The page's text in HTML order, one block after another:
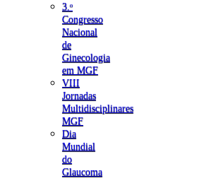
3.ᵒ
Congresso
Nacional
de
Ginecologia
em MGF
VIII
Jornadas
Multidisciplinares
MGF
Dia
Mundial
do
Glaucoma